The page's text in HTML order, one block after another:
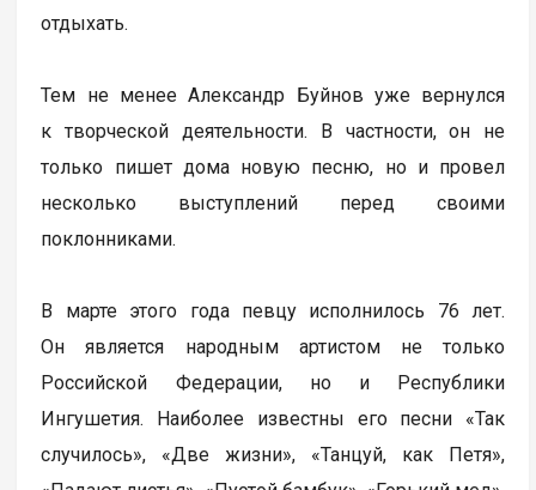
отдыхать.
Тем не менее Александр Буйнов уже вернулся
к творческой деятельности. В частности, он не
только пишет дома новую песню, но и провел
несколько выступлений перед своими
поклонниками.
В марте этого года певцу исполнилось 76 лет.
Он является народным артистом не только
Российской Федерации, но и Республики
Ингушетия. Наиболее известны его песни «Так
случилось», «Две жизни», «Танцуй, как Петя»,